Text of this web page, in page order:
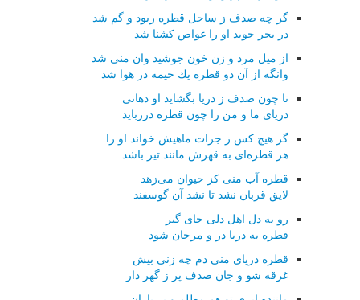
گر چه صدف ز ساحل قطره ربود و گم شد
در بحر جوید او را غواص كشنا شد
از میل مرد و زن خون جوشید وان منی شد
وانگه از آن دو قطره یك خیمه در هوا شد
تا چون صدف ز دریا بگشاید او دهانی
دریای ما و من را چون قطره دررباید
گر هیچ كس ز جرات ماهیش خواند او را
هر قطره‌ای به قهرش مانند تیر باشد
قطره آب منی كز حیوان می‌زهد
لایق قربان نشد تا نشد آن گوسفند
رو به دل اهل دلی جای گیر
قطره به دریا در و مرجان شود
قطره دریای منی دم چه زنی بیش
غرقه شو و جان صدف پر ز گهر دار